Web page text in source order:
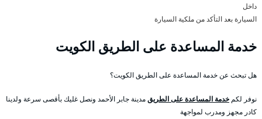
داخل
السيارة بعد التأكد من ملكية السيارة
خدمة المساعدة على الطريق الكويت
هل تبحث عن خدمة المساعدة على الطريق الكويت؟
نوفر لكمخدمة المساعدة على الطريقمدينة جابر الأحمد ونصل غليك بأقصى سرعة ولدينا
كادر مجهز ومدرب لمواجهة